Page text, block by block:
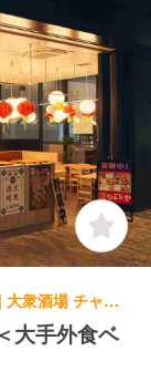
居酒屋, 中華料理・中国料理 | 店長・店長候補 | 大衆酒場 チャオ！なんで､や 日比谷フォートタワー
大手外食ベ